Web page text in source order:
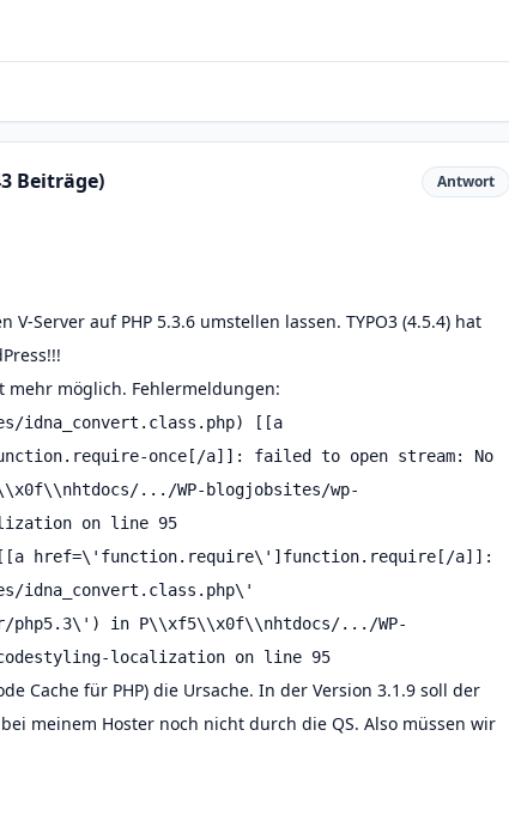
Beiträge) Antwort
Server auf PHP 5.3.6 umstellen lassen. TYPO3 (4.5.4) hat
mehr möglich. Fehlermeldungen:
idna_convert.class.php) [[a
once[/a]]: failed to open stream: No
.../WP-blogjobsites/wp-
on line 95
[[a href=\'function.require\']function.require[/a]]:
idna_convert.class.php\'
php5.3\') in P\\xf5\\x0f\\nhtdocs/.../WP-
localization on line 95
Cache für PHP) die Ursache. In der Version 3.1.9 soll der
meinem Hoster noch nicht durch die QS. Also müssen wir